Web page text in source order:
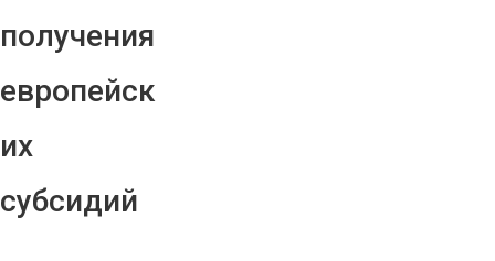
получения
европейск
их
субсидий